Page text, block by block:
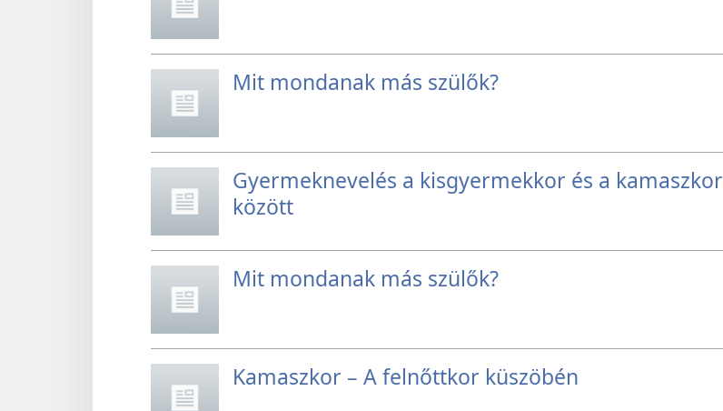
Mit mondanak más szülők?
Gyermeknevelés a kisgyermekkor és a kamaszkor
között
Mit mondanak más szülők?
Kamaszkor – A felnőttkor küszöbén